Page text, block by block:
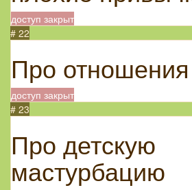
доступ закрыт
# 22
Про отношения
доступ закрыт
# 23
Про детскую
мастурбацию